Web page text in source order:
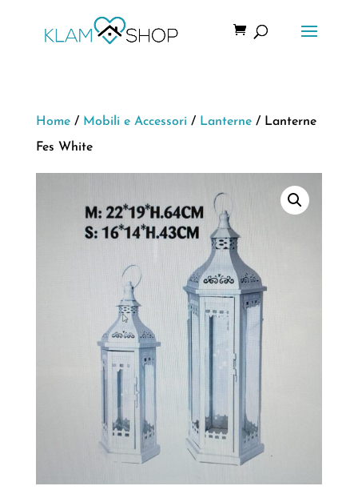
Home/ Mobili e Accessori / Lanterne/ Lanterne
Fes White